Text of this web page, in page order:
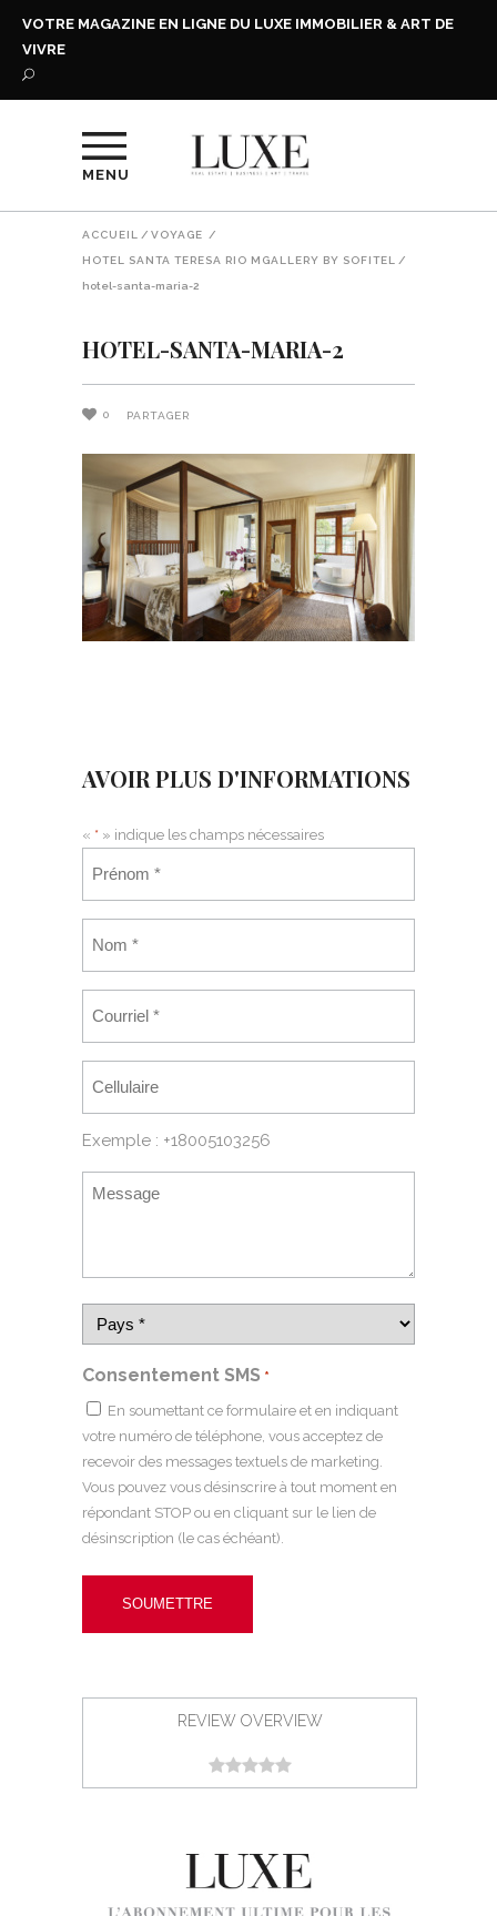
VOTRE MAGAZINE EN LIGNE DU LUXE IMMOBILIER & ART DE
VIVRE
MENU
ACCUEIL / VOYAGE /
HOTEL SANTA TERESA RIO MGALLERY BY SOFITEL /
hotel-santa-maria-2
HOTEL-SANTA-MARIA-2
0 PARTAGER
AVOIR PLUS D'INFORMATIONS
« * » indique les champs nécessaires
Exemple : +18005103256
Consentement SMS *
En soumettant ce formulaire et en indiquant
votre numéro de téléphone, vous acceptez de
recevoir des messages textuels de marketing.
Vous pouvez vous désinscrire à tout moment en
répondant STOP ou en cliquant sur le lien de
désinscription (le cas échéant).
REVIEW OVERVIEW